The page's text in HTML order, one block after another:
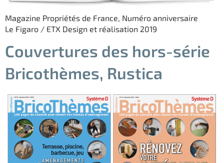
Magazine Propriétés de France, Numéro anniversaire
Le Figaro / ETX Design et réalisation 2019
Couvertures des hors-série
Bricothèmes, Rustica